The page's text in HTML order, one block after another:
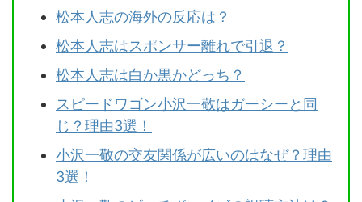
松本人志の海外の反応は？
松本人志はスポンサー離れで引退？
松本人志は白か黒かどっち？
スピードワゴン小沢一敬はガーシーと同
じ？理由3選！
小沢一敬の交友関係が広いのはなぜ？理由
3選！